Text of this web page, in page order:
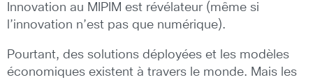
Innovation au MIPIM est révélateur (même si
l’innovation n’est pas que numérique).
Pourtant, des solutions déployées et les modèles
économiques existent à travers le monde. Mais les